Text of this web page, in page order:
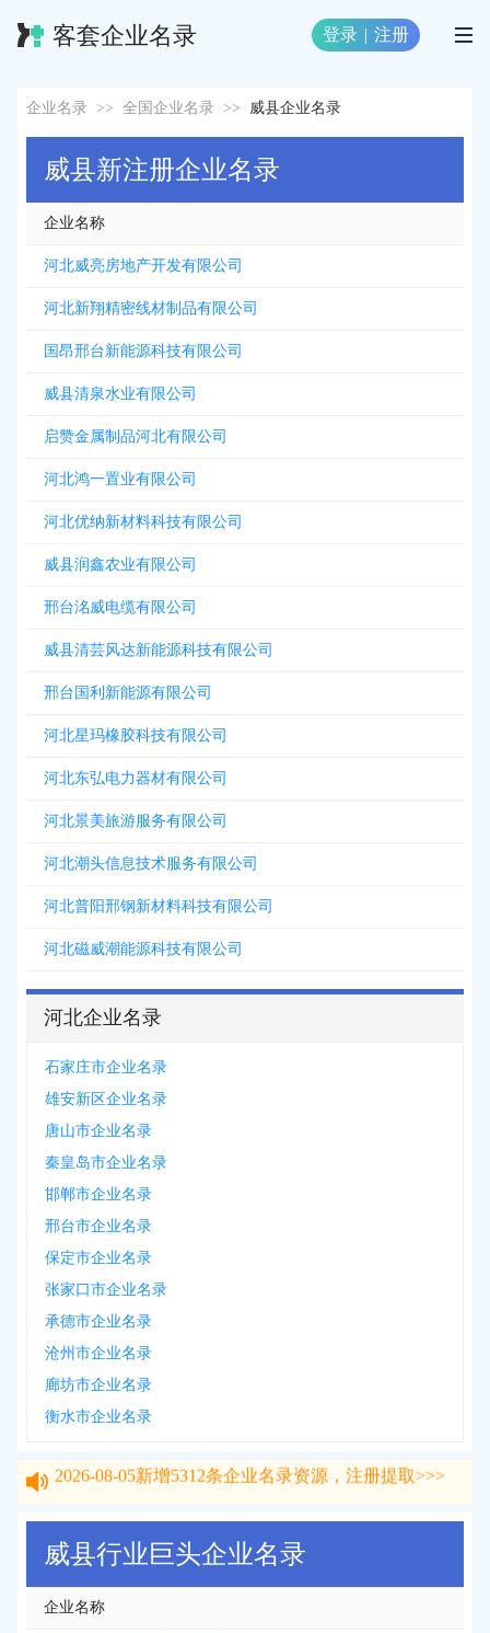
客套企业名录 登录 | 注册
企业名录 >> 全国企业名录 >> 威县企业名录
威县新注册企业名录
企业名称
河北威亮房地产开发有限公司
河北新翔精密线材制品有限公司
国昂邢台新能源科技有限公司
威县清泉水业有限公司
启赞金属制品河北有限公司
河北鸿一置业有限公司
河北优纳新材料科技有限公司
威县润鑫农业有限公司
邢台洺威电缆有限公司
威县清芸风达新能源科技有限公司
邢台国利新能源有限公司
河北星玛橡胶科技有限公司
河北东弘电力器材有限公司
河北景美旅游服务有限公司
河北潮头信息技术服务有限公司
河北普阳邢钢新材料科技有限公司
河北磁威潮能源科技有限公司
河北企业名录
石家庄市企业名录
雄安新区企业名录
唐山市企业名录
秦皇岛市企业名录
邯郸市企业名录
邢台市企业名录
保定市企业名录
张家口市企业名录
承德市企业名录
沧州市企业名录
廊坊市企业名录
衡水市企业名录
威县行业巨头企业名录
企业名称